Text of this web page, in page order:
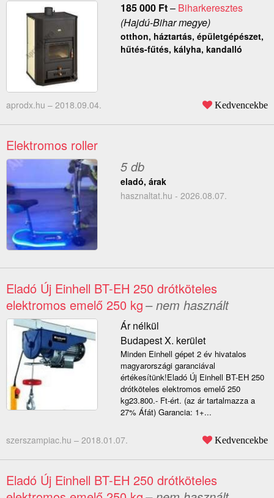
185 000 Ft– Biharkeresztes
(Hajdú-Bihar megye)
otthon, háztartás, épületgépészet,
hűtés-fűtés, kályha, kandalló
aprodx.hu – 2018.09.04. Kedvencekbe
Elektromos roller
5 db
eladó, árak
hasznaltat.hu - 2026.08.07.
Eladó Új Einhell BT-EH 250 drótköteles
elektromos emelő 250 kg– nem használt
Ár nélkül
Budapest X. kerület
Minden Einhell gépet 2 év hivatalos
magyarországi garanciával
értékesítünk!Eladó Új Einhell BT-EH 250
drótköteles elektromos emelő 250
kg23.800.- Ft-ért. (az ár tartalmazza a
27% Áfát) Garancia: 1+...
szerszampiac.hu – 2018.01.07. Kedvencekbe
Eladó Új Einhell BT-EH 250 drótköteles